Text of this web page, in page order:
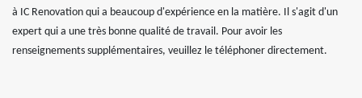
à IC Renovation qui a beaucoup d'expérience en la matière. Il s'agit d'un
expert qui a une très bonne qualité de travail. Pour avoir les
renseignements supplémentaires, veuillez le téléphoner directement.